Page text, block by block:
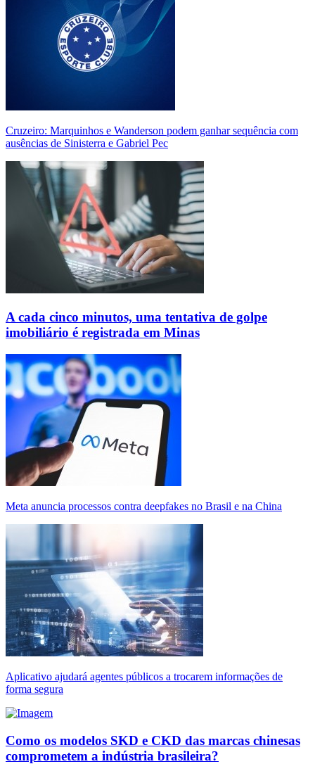
Cruzeiro: Marquinhos e Wanderson podem ganhar sequência com
ausências de Sinisterra e Gabriel Pec
A cada cinco minutos, uma tentativa de golpe
imobiliário é registrada em Minas
Meta anuncia processos contra deepfakes no Brasil e na China
Aplicativo ajudará agentes públicos a trocarem informações de
forma segura
Como os modelos SKD e CKD das marcas chinesas
comprometem a indústria brasileira?